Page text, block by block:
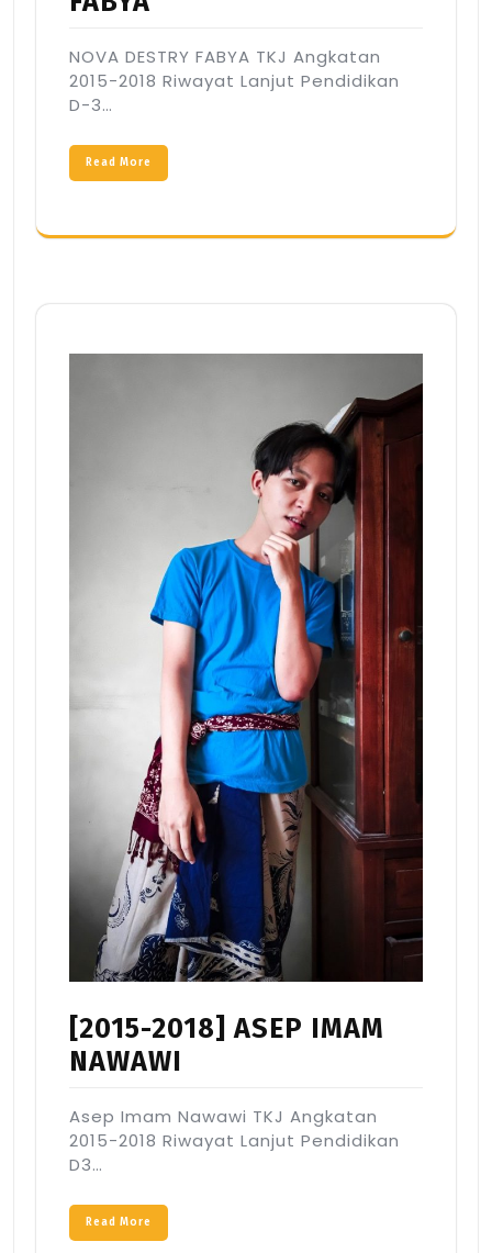
NOVA DESTRY FABYA TKJ Angkatan
2015-2018 Riwayat Lanjut Pendidikan
D-3…
Read More
[2015-2018] ASEP IMAM
NAWAWI
Asep Imam Nawawi TKJ Angkatan
2015-2018 Riwayat Lanjut Pendidikan
D3…
Read More